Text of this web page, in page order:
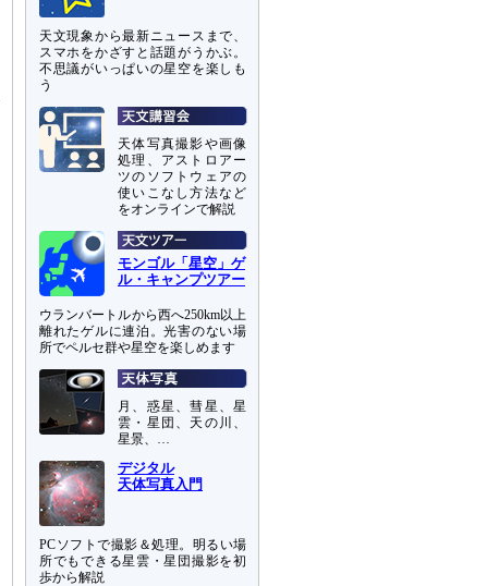
天文現象から最新ニュースまで、
スマホをかざすと話題がうかぶ。
不思議がいっぱいの星空を楽しも
う
天体写真撮影や画像
処理、アストロアー
ツのソフトウェアの
使いこなし方法など
をオンラインで解説
モンゴル「星空」ゲ
ル・キャンプツアー
ウランバートルから西へ250km以上
離れたゲルに連泊。光害のない場
所でペルセ群や星空を楽しめます
月、惑星、彗星、星
雲・星団、天の川、
星景、…
デジタル
天体写真入門
PCソフトで撮影＆処理。明るい場
所でもできる星雲・星団撮影を初
歩から解説